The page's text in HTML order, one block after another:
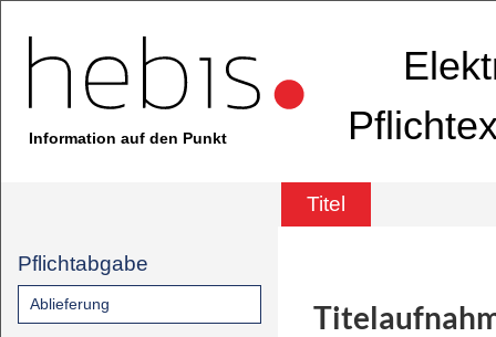
Information auf den Punkt
Titel
Pflichtabgabe
Ablieferung